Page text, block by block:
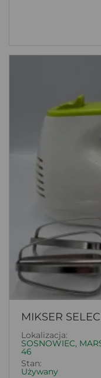
MIKSER
Lokalizacja:
SOSNOWIEC,
46
Stan:
Używany